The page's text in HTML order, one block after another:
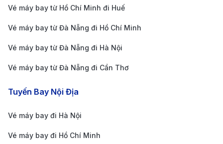
lịch trình phù hợp.
quy định về hành lý xách tay và hành lý ký gửi để
tránh các khoản phí phát sinh không mong muốn.
Kinh nghiệm du lịch và khám phá
Nam Kinh
Các địa điểm khám phá nổi tiếng tại Nam
Kinh
Vé máy bay từ Hồ Chí Minh đi Huế
Vé máy bay từ Đà Nẵng đi Hồ Chí Minh
Vé máy bay từ Đà Nẵng đi Hà Nội
Vé máy bay từ Đà Nẵng đi Cần Thơ
Tuyến Bay Nội Địa
Vé máy bay đi Hà Nội
Vé máy bay đi Hồ Chí Minh